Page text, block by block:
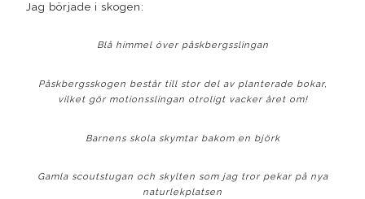
Jag började i skogen:
Blå himmel över påskbergsslingan
Påskbergsskogen består till stor del av planterade bokar,
vilket gör motionsslingan otroligt vacker året om!
Barnens skola skymtar bakom en björk
Gamla scoutstugan och skylten som jag tror pekar på nya
naturlekplatsen